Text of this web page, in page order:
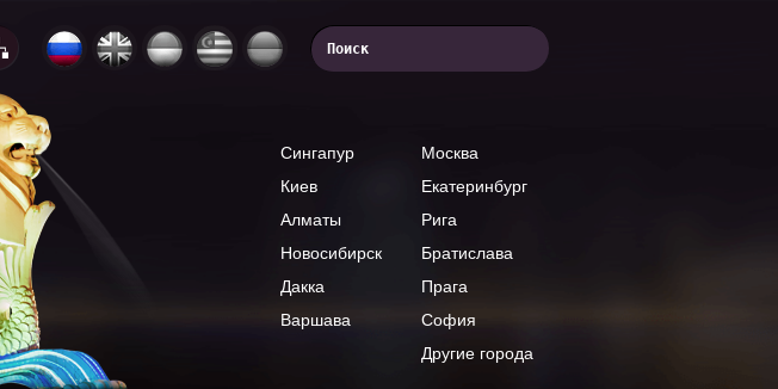
Сингапур
Москва
Киев
Екатеринбург
Алматы
Рига
Новосибирск
Братислава
Дакка
Прага
Варшава
София
Другие города